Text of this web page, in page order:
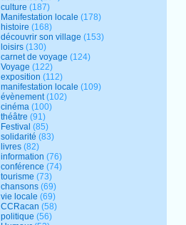
culture (187)
Manifestation locale (178)
histoire (168)
découvrir son village (153)
loisirs (130)
carnet de voyage (124)
Voyage (122)
exposition (112)
manifestation locale (109)
évènement(102)
cinéma (100)
théâtre (91)
Festival (85)
solidarité (83)
livres (82)
information (76)
conférence (74)
tourisme (73)
chansons (69)
vie locale (69)
CCRacan (58)
politique (56)